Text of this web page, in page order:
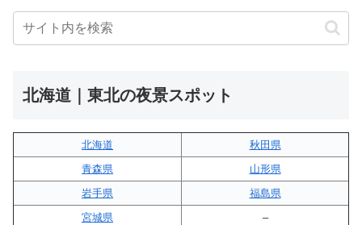
北海道｜東北の夜景スポット
北海道
秋田県
青森県
山形県
岩手県
福島県
宮城県
–